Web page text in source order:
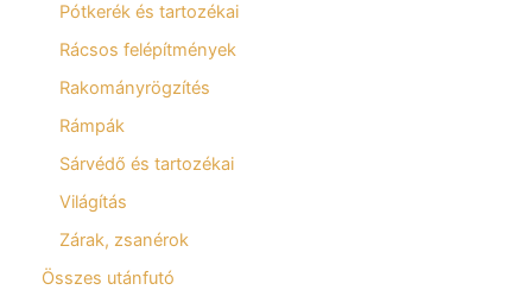
Pótkerék és tartozékai
Rácsos felépítmények
Rakományrögzítés
Rámpák
Sárvédő és tartozékai
Világítás
Zárak, zsanérok
Összes utánfutó